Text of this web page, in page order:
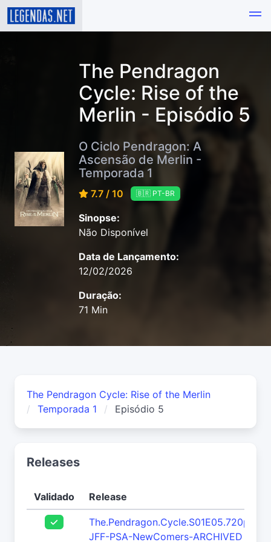
The Pendragon
Cycle: Rise of the
Merlin - Episódio 5
O Ciclo Pendragon: A
Ascensão de Merlin -
Temporada 1
7.7 / 10 🇧🇷 PT-BR
Sinopse:
Não Disponível
Data de Lançamento:
12/02/2026
Duração:
71 Min
The Pendragon Cycle: Rise of the Merlin
Temporada 1
Episódio 5
Releases
Validado Release
JFF-PSA-NewComers-ARCHIVED